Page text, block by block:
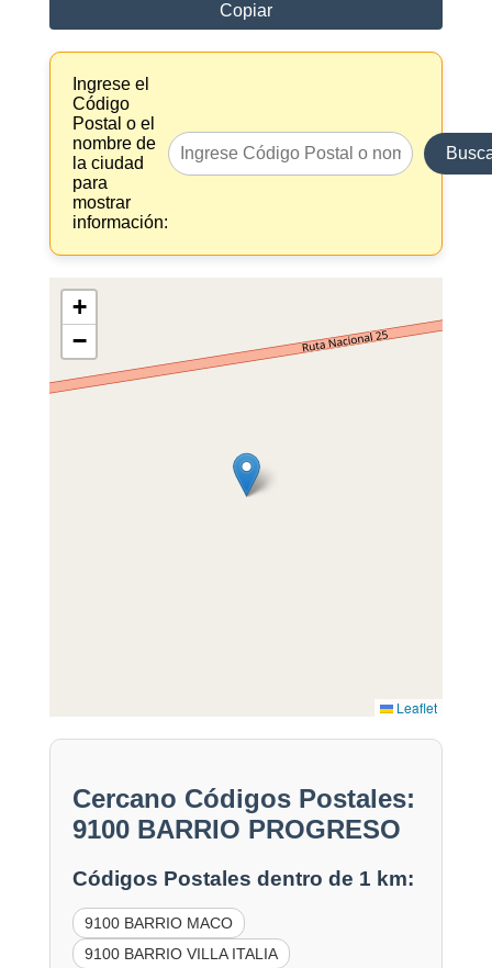
Copiar
Ingrese el
Código
Postal o el
nombre de
la ciudad
para
mostrar
información:
+
−
Leaflet
Cercano Códigos Postales:
9100 BARRIO PROGRESO
Códigos Postales dentro de 1 km:
9100 BARRIO MACO
9100 BARRIO VILLA ITALIA